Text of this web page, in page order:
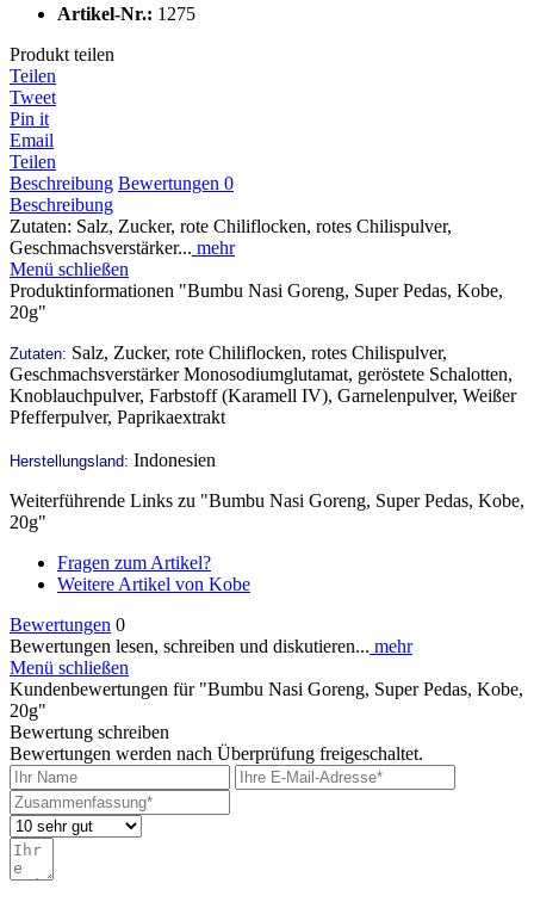
Artikel-Nr.: 1275
Produkt teilen
Teilen
Tweet
Pin it
Email
Teilen
Beschreibung Bewertungen 0
Beschreibung
Zutaten: Salz, Zucker, rote Chiliflocken, rotes Chilispulver,
Geschmachsverstärker... mehr
Menü schließen
Produktinformationen "Bumbu Nasi Goreng, Super Pedas, Kobe,
20g"
Zutaten: Salz, Zucker, rote Chiliflocken, rotes Chilispulver,
Geschmachsverstärker Monosodiumglutamat, geröstete Schalotten,
Knoblauchpulver, Farbstoff (Karamell IV), Garnelenpulver, Weißer
Pfefferpulver, Paprikaextrakt
Herstellungsland: Indonesien
Weiterführende Links zu "Bumbu Nasi Goreng, Super Pedas, Kobe,
20g"
Fragen zum Artikel?
Weitere Artikel von Kobe
Bewertungen 0
Bewertungen lesen, schreiben und diskutieren... mehr
Menü schließen
Kundenbewertungen für "Bumbu Nasi Goreng, Super Pedas, Kobe,
20g"
Bewertung schreiben
Bewertungen werden nach Überprüfung freigeschaltet.